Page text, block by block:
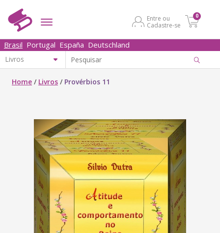
Entre ou
Cadastre-se
0
Brasil Portugal España Deutschland
Home / Livros / Provérbios 11